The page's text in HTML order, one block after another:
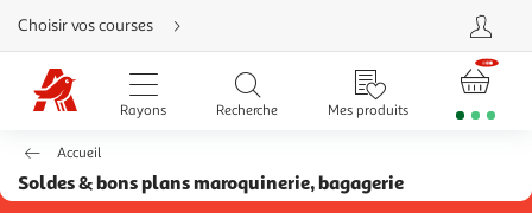
Aller
directement
au
contenu
Aller
directement
Aller
directement
à
la
Choisir vos courses
Rayons Recherche Mes produits
Accueil
Soldes & bons plans maroquinerie, bagagerie